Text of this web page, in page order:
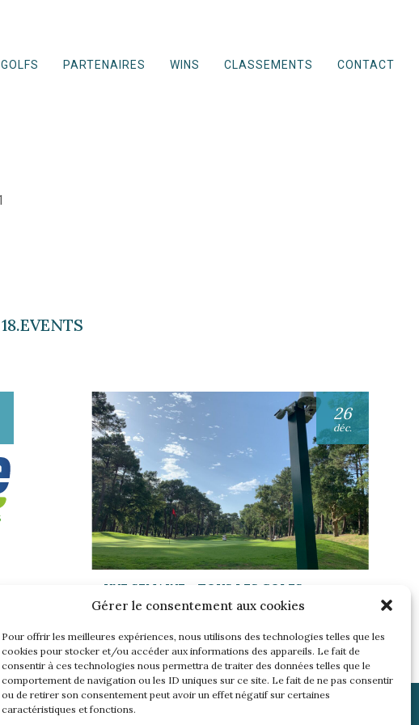
Gérer le consentement aux cookies
Pour offrir les meilleures expériences, nous utilisons des technologies telles que les
cookies pour stocker et/ou accéder aux informations des appareils. Le fait de
consentir à ces technologies nous permettra de traiter des données telles que le
comportement de navigation ou les ID uniques sur ce site. Le fait de ne pas consentir
ou de retirer son consentement peut avoir un effet négatif sur certaines
caractéristiques et fonctions.
GOLFS PARTENAIRES WINS CLASSEMENTS CONTACT
26
déc.
UNE SEMAINE… TOUS LES GOLFS
WININONE !